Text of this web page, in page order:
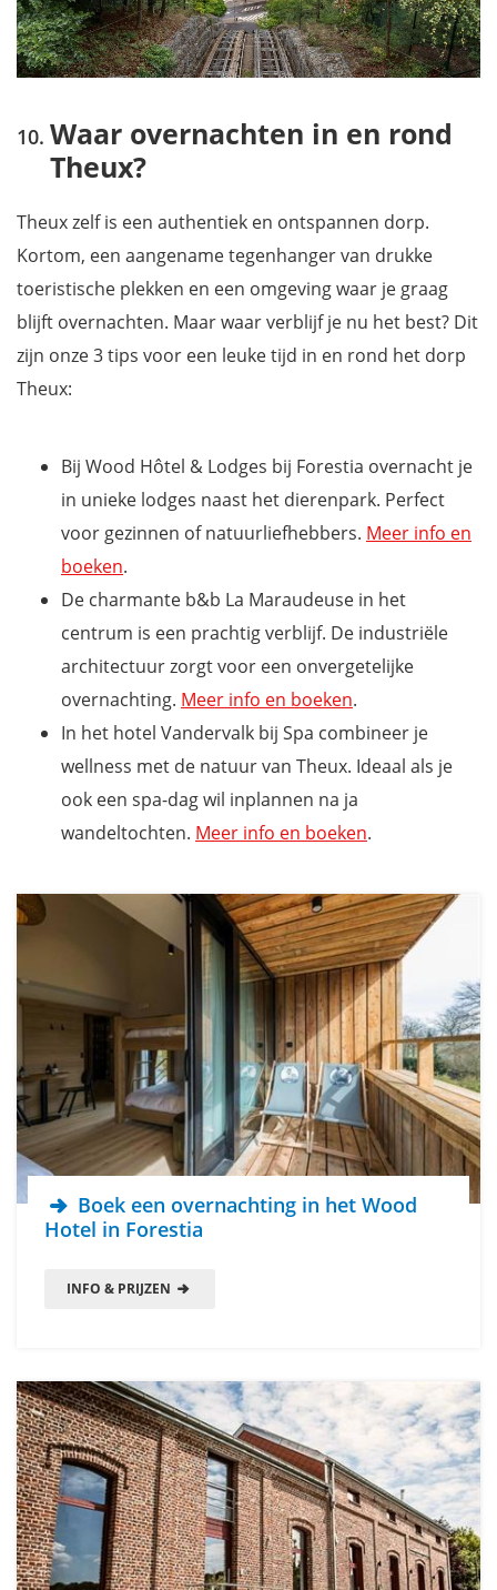
Waar overnachten in en rond
Theux?
Theux zelf is een authentiek en ontspannen dorp.
Kortom, een aangename tegenhanger van drukke
toeristische plekken en een omgeving waar je graag
blijft overnachten. Maar waar verblijf je nu het best? Dit
zijn onze 3 tips voor een leuke tijd in en rond het dorp
Theux:
Bij Wood Hôtel & Lodges bij Forestia overnacht je
in unieke lodges naast het dierenpark. Perfect
voor gezinnen of natuurliefhebbers. Meer info en
boeken.
De charmante b&b La Maraudeuse in het
centrum is een prachtig verblijf. De industriële
architectuur zorgt voor een onvergetelijke
overnachting. Meer info en boeken.
In het hotel Vandervalk bij Spa combineer je
wellness met de natuur van Theux. Ideaal als je
ook een spa-dag wil inplannen na ja
wandeltochten. Meer info en boeken.
Boek een overnachting in het Wood
Hotel in Forestia
INFO & PRIJZEN